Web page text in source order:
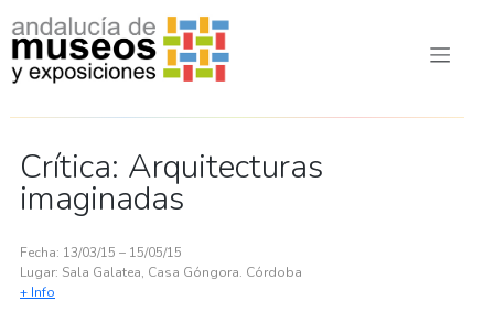
Crítica: Arquitecturas
imaginadas
Fecha: 13/03/15 – 15/05/15
Lugar: Sala Galatea, Casa Góngora. Córdoba
+ Info